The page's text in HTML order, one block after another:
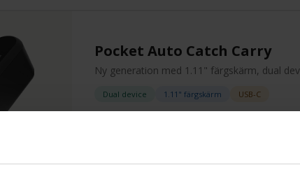
Pocket Auto Catch Carry
Ny generation med 1.11" färgskärm, dual
Dual device 1.11" färgskärm USB-C